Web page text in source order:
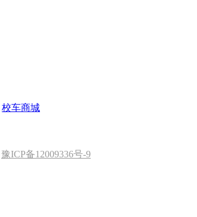
校车商城
豫ICP备12009336号-9